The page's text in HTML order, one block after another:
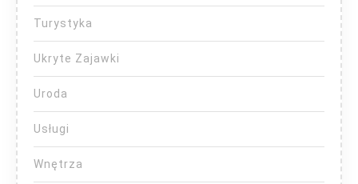
Turystyka
Ukryte Zajawki
Uroda
Usługi
Wnętrza